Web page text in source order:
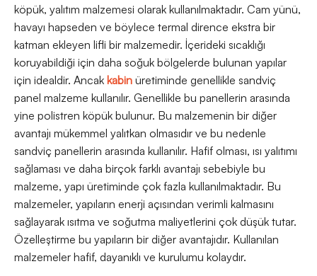
köpük, yalıtım malzemesi olarak kullanılmaktadır. Cam yünü,
havayı hapseden ve böylece termal dirence ekstra bir
katman ekleyen lifli bir malzemedir. İçerideki sıcaklığı
koruyabildiği için daha soğuk bölgelerde bulunan yapılar
için idealdir. Ancak kabin üretiminde genellikle sandviç
panel malzeme kullanılır. Genellikle bu panellerin arasında
yine polistren köpük bulunur. Bu malzemenin bir diğer
avantajı mükemmel yalıtkan olmasıdır ve bu nedenle
sandviç panellerin arasında kullanılır. Hafif olması, ısı yalıtımı
sağlaması ve daha birçok farklı avantajı sebebiyle bu
malzeme, yapı üretiminde çok fazla kullanılmaktadır. Bu
malzemeler, yapıların enerji açısından verimli kalmasını
sağlayarak ısıtma ve soğutma maliyetlerini çok düşük tutar.
Özelleştirme bu yapıların bir diğer avantajıdır. Kullanılan
malzemeler hafif, dayanıklı ve kurulumu kolaydır.